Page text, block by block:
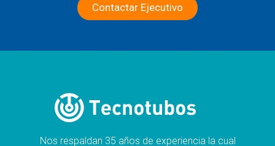
Contactar Ejecutivo
Nos respaldan 35 años de experiencia la cual